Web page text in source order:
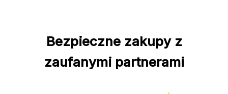
Bezpieczne zakupy z
zaufanymi partnerami